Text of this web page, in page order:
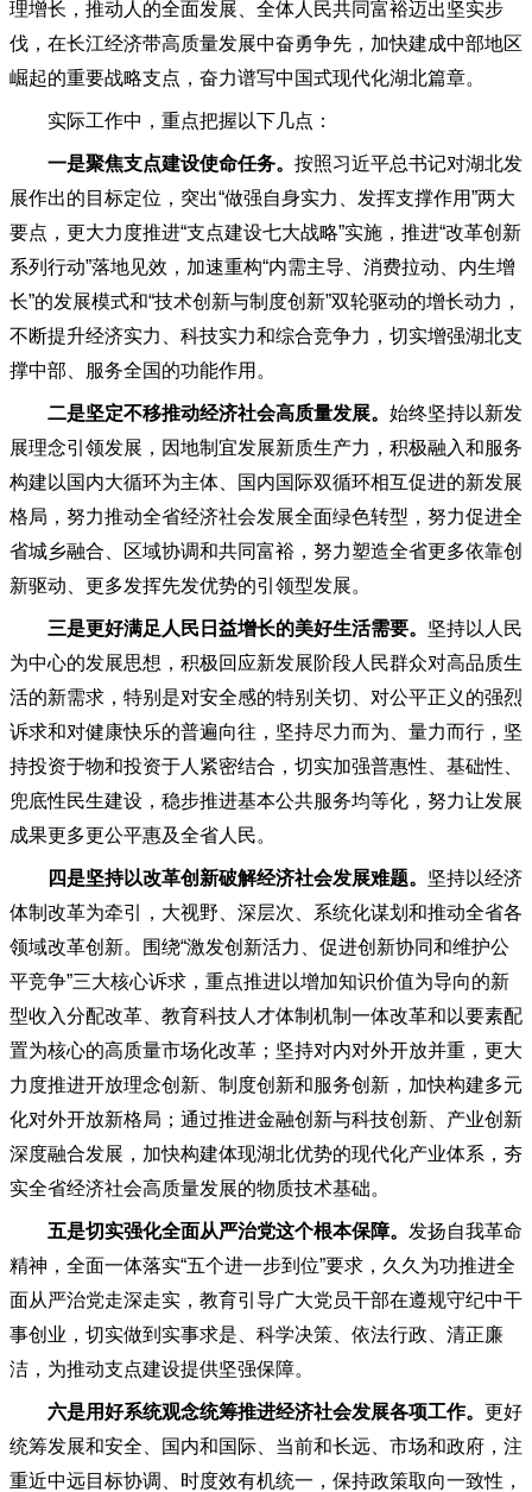
理增长，推动人的全面发展、全体人民共同富裕迈出坚实步
伐，在长江经济带高质量发展中奋勇争先，加快建成中部地区
崛起的重要战略支点，奋力谱写中国式现代化湖北篇章。
实际工作中，重点把握以下几点：
一是聚焦支点建设使命任务。 按照习近平总书记对湖北发
展作出的目标定位，突出“做强自身实力、发挥支撑作用”两大
要点，更大力度推进“支点建设七大战略”实施，推进“改革创新
系列行动”落地见效，加速重构“内需主导、消费拉动、内生增
长”的发展模式和“技术创新与制度创新”双轮驱动的增长动力，
不断提升经济实力、科技实力和综合竞争力，切实增强湖北支
撑中部、服务全国的功能作用。
二是坚定不移推动经济社会高质量发展。 始终坚持以新发
展理念引领发展，因地制宜发展新质生产力，积极融入和服务
构建以国内大循环为主体、国内国际双循环相互促进的新发展
格局，努力推动全省经济社会发展全面绿色转型，努力促进全
省城乡融合、区域协调和共同富裕，努力塑造全省更多依靠创
新驱动、更多发挥先发优势的引领型发展。
三是更好满足人民日益增长的美好生活需要。 坚持以人民
为中心的发展思想，积极回应新发展阶段人民群众对高品质生
活的新需求，特别是对安全感的特别关切、对公平正义的强烈
诉求和对健康快乐的普遍向往，坚持尽力而为、量力而行，坚
持投资于物和投资于人紧密结合，切实加强普惠性、基础性、
兜底性民生建设，稳步推进基本公共服务均等化，努力让发展
成果更多更公平惠及全省人民。
四是坚持以改革创新破解经济社会发展难题。 坚持以经济
体制改革为牵引，大视野、深层次、系统化谋划和推动全省各
领域改革创新。围绕“激发创新活力、促进创新协同和维护公
平竞争”三大核心诉求，重点推进以增加知识价值为导向的新
型收入分配改革、教育科技人才体制机制一体改革和以要素配
置为核心的高质量市场化改革；坚持对内对外开放并重，更大
力度推进开放理念创新、制度创新和服务创新，加快构建多元
化对外开放新格局；通过推进金融创新与科技创新、产业创新
深度融合发展，加快构建体现湖北优势的现代化产业体系，夯
实全省经济社会高质量发展的物质技术基础。
五是切实强化全面从严治党这个根本保障。 发扬自我革命
精神，全面一体落实“五个进一步到位”要求，久久为功推进全
面从严治党走深走实，教育引导广大党员干部在遵规守纪中干
事创业，切实做到实事求是、科学决策、依法行政、清正廉
洁，为推动支点建设提供坚强保障。
六是用好系统观念统筹推进经济社会发展各项工作。 更好
统筹发展和安全、国内和国际、当前和长远、市场和政府，注
重近中远目标协调、时度效有机统一，保持政策取向一致性，